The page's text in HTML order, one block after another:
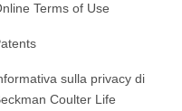
Terms of Use
sulla privacy di
Coulter Life